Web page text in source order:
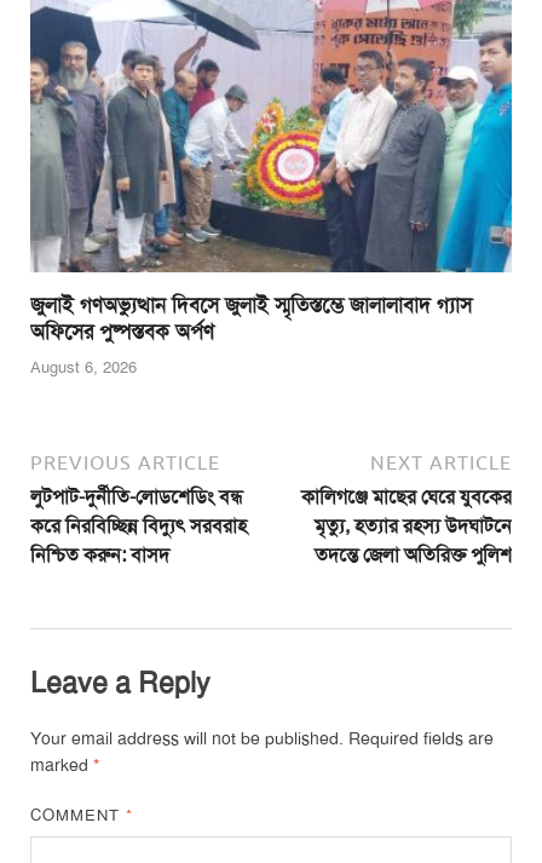
জুলাই গণঅভ্যুত্থান দিবসে জুলাই স্মৃতিস্তম্ভে জালালাবাদ গ্যাস
অফিসের পুষ্পস্তবক অর্পণ
August 6, 2026
PREVIOUS ARTICLE
লুটপাট-দুর্নীতি-লোডশেডিং বন্ধ
করে নিরবিচ্ছিন্ন বিদ্যুৎ সরবরাহ
নিশ্চিত করুন: বাসদ
NEXT ARTICLE
কালিগঞ্জে মাছের ঘেরে যুবকের
মৃত্যু, হত্যার রহস্য উদ্ঘাটনে
তদন্তে জেলা অতিরিক্ত পুলিশ
Leave a Reply
Your email address will not be published. Required fields are
marked *
COMMENT*